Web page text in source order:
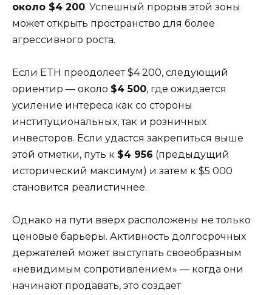
около $4 200. Успешный прорыв этой зоны
может открыть пространство для более
агрессивного роста.
Если ETH преодолеет $4 200, следующий
ориентир — около $4 500, где ожидается
усиление интереса как со стороны
институциональных, так и розничных
инвесторов. Если удастся закрепиться выше
этой отметки, путь к $4 956 (предыдущий
исторический максимум) и затем к $5 000
становится реалистичнее.
Однако на пути вверх расположены не только
ценовые барьеры. Активность долгосрочных
держателей может выступать своеобразным
«невидимым сопротивлением» — когда они
начинают продавать, это создает